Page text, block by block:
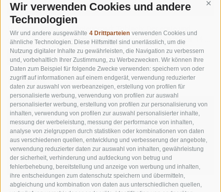
Wir verwenden Cookies und andere
Technologien
Wir und andere ausgewählte 4 Drittparteien verwenden Cookies und
ähnliche Technologien. Diese Hilfsmittel sind unerlässlich, um die
Nutzung digitaler Inhalte zu gewährleisten, die Navigation zu verbessern
und, vorbehaltlich Ihrer Zustimmung, zu Werbezwecken. Wir können Ihre
Daten zum Beispiel für folgende Zwecke verwenden: speichern von oder
zugriff auf informationen auf einem endgerät, verwendung reduzierter
daten zur auswahl von werbeanzeigen, erstellung von profilen für
personalisierte werbung, verwendung von profilen zur auswahl
personalisierter werbung, erstellung von profilen zur personalisierung von
inhalten, verwendung von profilen zur auswahl personalisierter inhalte,
messung der werbeleistung, messung der performance von inhalten,
analyse von zielgruppen durch statistiken oder kombinationen von daten
aus verschiedenen quellen, entwicklung und verbesserung der angebote,
verwendung reduzierter daten zur auswahl von inhalten, gewährleistung
der sicherheit, verhinderung und aufdeckung von betrug und
fehlerbehebung, bereitstellung und anzeige von werbung und inhalten,
ihre entscheidungen zum datenschutz speichern und übermitteln,
abgleichung und kombination von daten aus unterschiedlichen quellen,
Hochseilgarten – Abenteuerpark Toblach: Der erste und
größte Hochseil-Abenteuerpark im Pustertal besteht aus 14 ...
weiter
FUNBOB
Sommerrodelbahn Fun-Bob: am Haunold steht Italiens 1.